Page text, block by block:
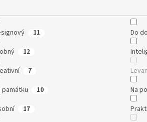
11 Do
12
7
památku 10 Na
17